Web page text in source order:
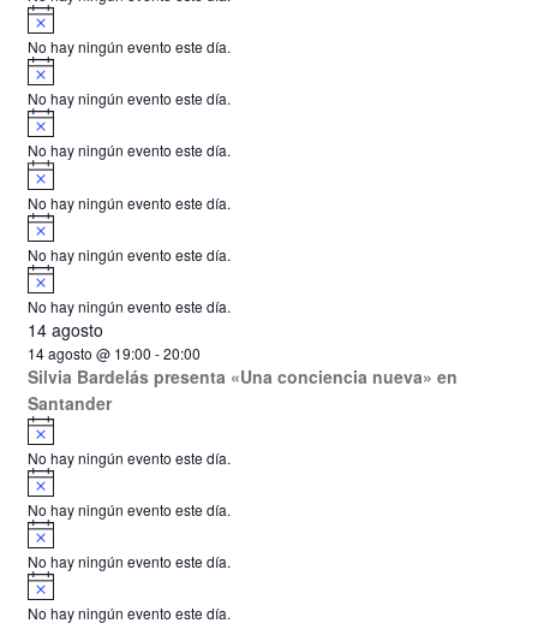
s
o
A
v
i
s
o
No hay ningún evento este día.
A
v
i
s
o
No hay ningún evento este día.
A
v
i
s
o
No hay ningún evento este día.
A
v
i
s
o
No hay ningún evento este día.
A
v
i
s
o
No hay ningún evento este día.
A
v
i
s
o
No hay ningún evento este día.
14 agosto
14 agosto @ 19:00 -20:00
Silvia Bardelás presenta «Una conciencia nueva» en
Santander
A
v
i
s
o
No hay ningún evento este día.
A
v
i
s
o
No hay ningún evento este día.
A
v
i
s
o
No hay ningún evento este día.
A
v
i
No hay ningún evento este día.